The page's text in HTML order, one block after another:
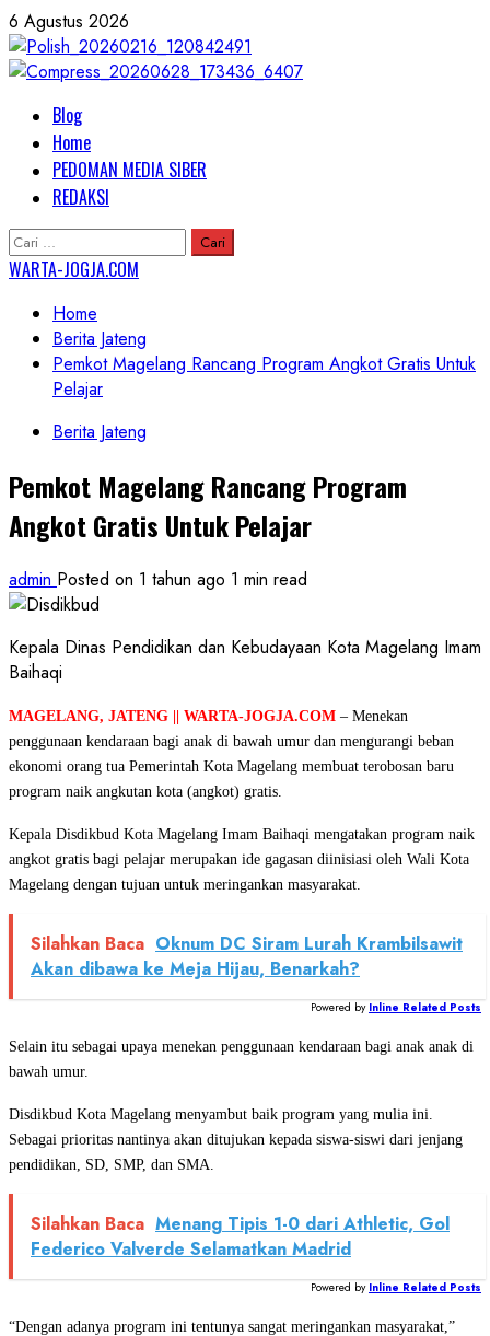
Skip
to
content
6 Agustus 2026
Primary
Menu
Blog
Home
PEDOMAN MEDIA SIBER
REDAKSI
Cari
untuk:
WARTA-JOGJA.COM
Home
Berita Jateng
Pemkot Magelang Rancang Program Angkot Gratis Untuk
Pelajar
Berita Jateng
Pemkot Magelang Rancang Program
Angkot Gratis Untuk Pelajar
admin Posted on 1 tahun ago 1 min read
Kepala Dinas Pendidikan dan Kebudayaan Kota Magelang Imam
Baihaqi
MAGELANG, JATENG || WARTA-JOGJA.COM – Menekan
penggunaan kendaraan bagi anak di bawah umur dan mengurangi beban
ekonomi orang tua Pemerintah Kota Magelang membuat terobosan baru
program naik angkutan kota (angkot) gratis.
Kepala Disdikbud Kota Magelang Imam Baihaqi mengatakan program naik
angkot gratis bagi pelajar merupakan ide gagasan diinisiasi oleh Wali Kota
Magelang dengan tujuan untuk meringankan masyarakat.
Silahkan Baca Oknum DC Siram Lurah Krambilsawit
Akan dibawa ke Meja Hijau, Benarkah?
Powered by Inline Related Posts
Selain itu sebagai upaya menekan penggunaan kendaraan bagi anak anak di
bawah umur.
Disdikbud Kota Magelang menyambut baik program yang mulia ini.
Sebagai prioritas nantinya akan ditujukan kepada siswa-siswi dari jenjang
pendidikan, SD, SMP, dan SMA.
Silahkan Baca Menang Tipis 1-0 dari Athletic, Gol
Federico Valverde Selamatkan Madrid
Powered by Inline Related Posts
“Dengan adanya program ini tentunya sangat meringankan masyarakat,”